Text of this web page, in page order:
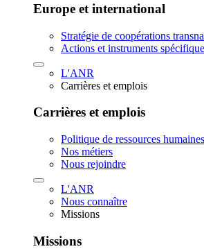
Europe et international
Stratégie de coopérations
Actions et instruments
L'ANR
Carrières et emplois
Carrières et emplois
Politique de ressources humaines
Nos métiers
Nous rejoindre
L'ANR
Nous connaître
Missions
Missions